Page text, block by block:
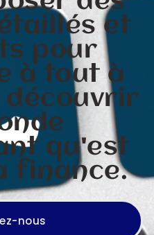
et
pour
à tout à
découvrir
qu'est
finance.
nous